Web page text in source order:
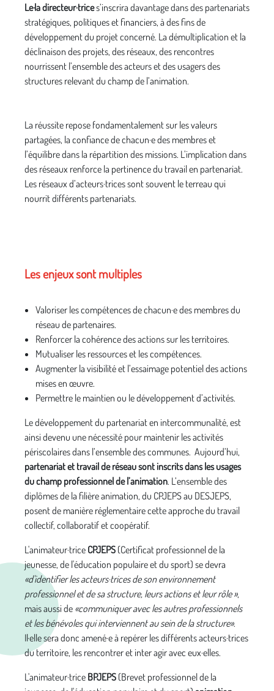
Le·la directeur·trices’inscrira davantage dans des partenariats
stratégiques, politiques et financiers, à des fins de
développement du projet concerné. La démultiplication et la
déclinaison des projets, des réseaux, des rencontres
nourrissent l’ensemble des acteurs et des usagers des
structures relevant du champ de l’animation.
La réussite repose fondamentalement sur les valeurs
partagées, la confiance de chacun·e des membres et
l’équilibre dans la répartition des missions. L’implication dans
des réseaux renforce la pertinence du travail en partenariat.
Les réseaux d’acteurs·trices sont souvent le terreau qui
nourrit différents partenariats.
Les enjeux sont multiples
Valoriser les compétences de chacun·e des membres du
réseau de partenaires.
Renforcer la cohérence des actions sur les territoires.
Mutualiser les ressources et les compétences.
Augmenter la visibilité et l’essaimage potentiel des actions
mises en œuvre.
Permettre le maintien ou le développement d’activités.
Le développement du partenariat en intercommunalité, est
ainsi devenu une nécessité pour maintenir les activités
périscolaires dans l’ensemble des communes. Aujourd’hui,
partenariat et travail de réseau sont inscrits dans les usages
du champ professionnel de l’animation. L’ensemble des
diplômes de la filière animation, du CPJEPS au DESJEPS,
posent de manière réglementaire cette approche du travail
collectif, collaboratif et coopératif.
L'animateur·trice CPJEPS (Certificat professionnel de la
jeunesse, de l'éducation populaire et du sport) se devra
«d'identifier les acteurs·trices de son environnement
professionnel et de sa structure, leurs actions et leur rôle »,
mais aussi de «communiquer avec les autres professionnels
et les bénévoles qui interviennent au sein de la structure».
Il·elle sera donc amené·e à repérer les différents acteurs·trices
du territoire, les rencontrer et inter agir avec eux·elles.
L'animateur·trice BPJEPS (Brevet professionnel de la